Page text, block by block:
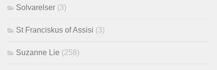
Solvarelser (3)
St Franciskus of Assisi (3)
Suzanne Lie (258)